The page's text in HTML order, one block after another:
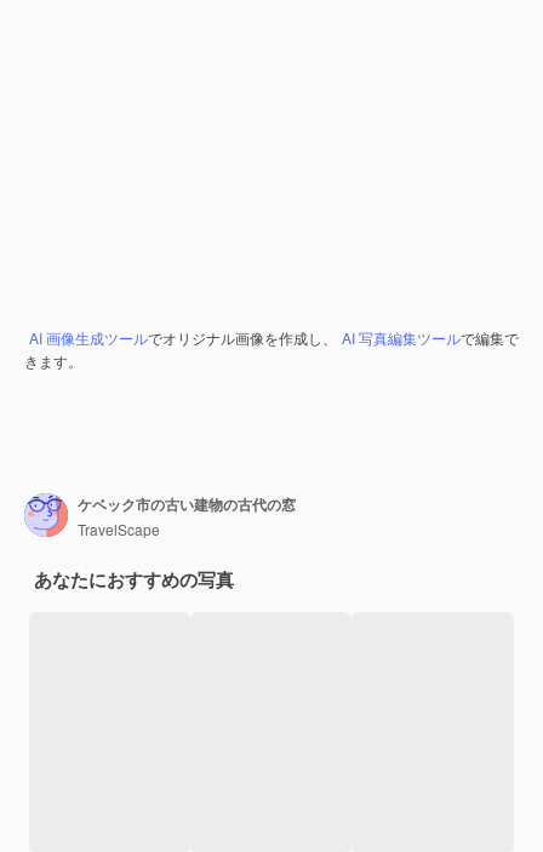
AI 画像生成ツールでオリジナル画像を作成し、 AI 写真編集ツールで編集で
きます。
ケベック市の古い建物の古代の窓
TravelScape
あなたにおすすめの写真